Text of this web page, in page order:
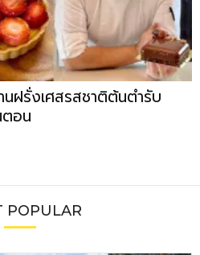
ฝรั่งเศสรสชาติต้นตำรับ
ตอน
POPULAR